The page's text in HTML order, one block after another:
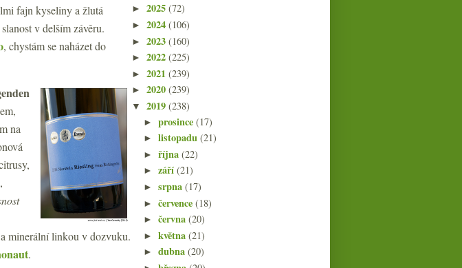
fajn kyseliny a žlutá
v delším závěru.
, chystám se naházet do
na
minerální linkou v dozvuku.
.
► 2025 (72)
► 2024 (106)
► 2023 (160)
► 2022 (225)
► 2021 (239)
► 2020 (239)
▼ 2019 (238)
►prosince(17)
►listopadu(21)
►října(22)
►září(21)
►srpna(17)
►července(18)
►června(20)
►května(21)
►dubna(20)